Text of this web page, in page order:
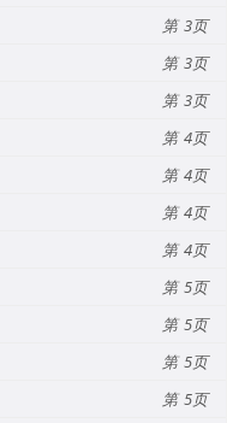
3
3
3
4
4
4
4
5
5
5
5